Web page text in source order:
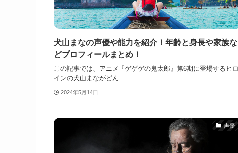
犬山まなの声優や能力を紹介！年齢と身長や家族な
どプロフィールまとめ！
この記事では、アニメ『ゲゲゲの鬼太郎』第6期に登場するヒロ
インの犬山まながどん...
2024年5月14日
声優